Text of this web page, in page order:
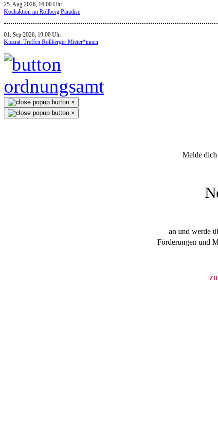
25. Aug 2026, 16:00 Uhr
Kochaktion im Rollberg Paradise
01. Sep 2026, 19:00 Uhr
Kiezrat: Treffen Rollberger Mieter*innen
×
×
Melde
an und werde
Förderungen und